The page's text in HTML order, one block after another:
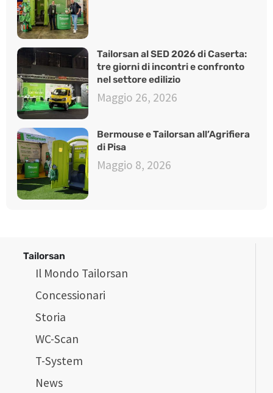
Tailorsan al SED 2026 di Caserta:
tre giorni di incontri e confronto
nel settore edilizio
Maggio 26, 2026
Bermouse e Tailorsan all’Agrifiera
di Pisa
Maggio 8, 2026
Tailorsan
Il Mondo Tailorsan
Concessionari
Storia
WC-Scan
T-System
News